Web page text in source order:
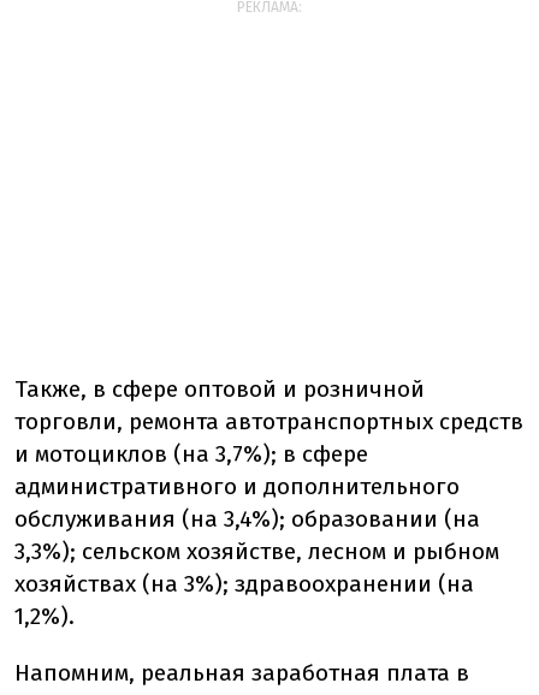
РЕКЛАМА:
Также, в сфере оптовой и розничной
торговли, ремонта автотранспортных средств
и мотоциклов (на 3,7%); в сфере
административного и дополнительного
обслуживания (на 3,4%); образовании (на
3,3%); сельском хозяйстве, лесном и рыбном
хозяйствах (на 3%); здравоохранении (на
1,2%).
Напомним, реальная заработная плата в